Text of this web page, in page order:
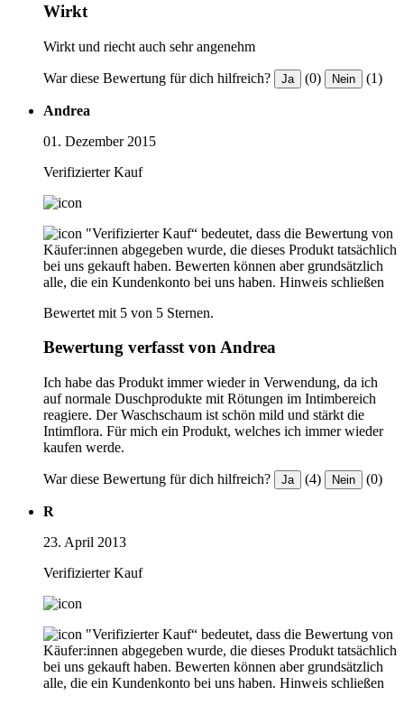
Wirkt
Wirkt und riecht auch sehr angenehm
War diese Bewertung für dich hilfreich? Ja (0) Nein (1)
Andrea
01. Dezember 2015
Verifizierter Kauf
"Verifizierter Kauf“ bedeutet, dass die Bewertung von
Käufer:innen abgegeben wurde, die dieses Produkt tatsächlich
bei uns gekauft haben. Bewerten können aber grundsätzlich
alle, die ein Kundenkonto bei uns haben. Hinweis schließen
Bewertet mit 5 von 5 Sternen.
Bewertung verfasst von Andrea
Ich habe das Produkt immer wieder in Verwendung, da ich
auf normale Duschprodukte mit Rötungen im Intimbereich
reagiere. Der Waschschaum ist schön mild und stärkt die
Intimflora. Für mich ein Produkt, welches ich immer wieder
kaufen werde.
War diese Bewertung für dich hilfreich? Ja (4) Nein (0)
R
23. April 2013
Verifizierter Kauf
"Verifizierter Kauf“ bedeutet, dass die Bewertung von
Käufer:innen abgegeben wurde, die dieses Produkt tatsächlich
bei uns gekauft haben. Bewerten können aber grundsätzlich
alle, die ein Kundenkonto bei uns haben. Hinweis schließen